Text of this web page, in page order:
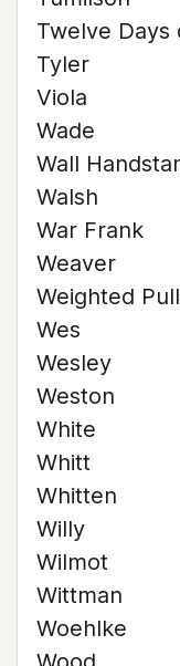
Twelve Days
Tyler
Viola
Wade
Wall
Walsh
War Frank
Weaver
Weighted
Wes
Wesley
Weston
White
Whitt
Whitten
Willy
Wilmot
Wittman
Woehlke